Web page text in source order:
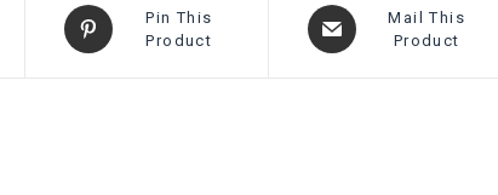
Pin This
Product
Mail This
Product